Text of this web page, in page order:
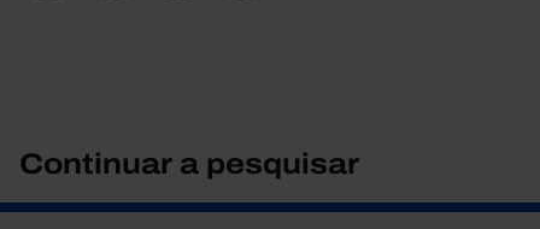
Continuar a pesquisar